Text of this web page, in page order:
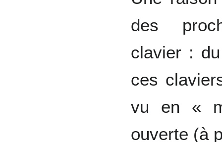
des
clavier :
ces
vu en «
ouverte (à